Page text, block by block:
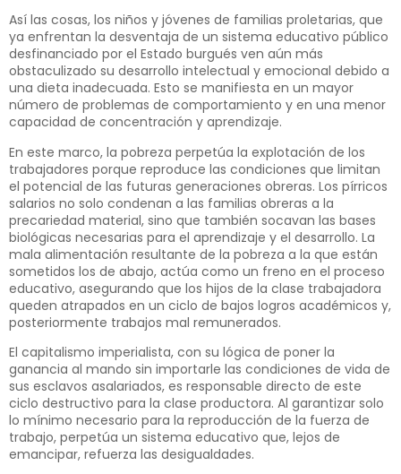
Así las cosas, los niños y jóvenes de familias proletarias, que
ya enfrentan la desventaja de un sistema educativo público
desfinanciado por el Estado burgués ven aún más
obstaculizado su desarrollo intelectual y emocional debido a
una dieta inadecuada. Esto se manifiesta en un mayor
número de problemas de comportamiento y en una menor
capacidad de concentración y aprendizaje.
En este marco, la pobreza perpetúa la explotación de los
trabajadores porque reproduce las condiciones que limitan
el potencial de las futuras generaciones obreras. Los pírricos
salarios no solo condenan a las familias obreras a la
precariedad material, sino que también socavan las bases
biológicas necesarias para el aprendizaje y el desarrollo. La
mala alimentación resultante de la pobreza a la que están
sometidos los de abajo, actúa como un freno en el proceso
educativo, asegurando que los hijos de la clase trabajadora
queden atrapados en un ciclo de bajos logros académicos y,
posteriormente trabajos mal remunerados.
El capitalismo imperialista, con su lógica de poner la
ganancia al mando sin importarle las condiciones de vida de
sus esclavos asalariados, es responsable directo de este
ciclo destructivo para la clase productora. Al garantizar solo
lo mínimo necesario para la reproducción de la fuerza de
trabajo, perpetúa un sistema educativo que, lejos de
emancipar, refuerza las desigualdades.